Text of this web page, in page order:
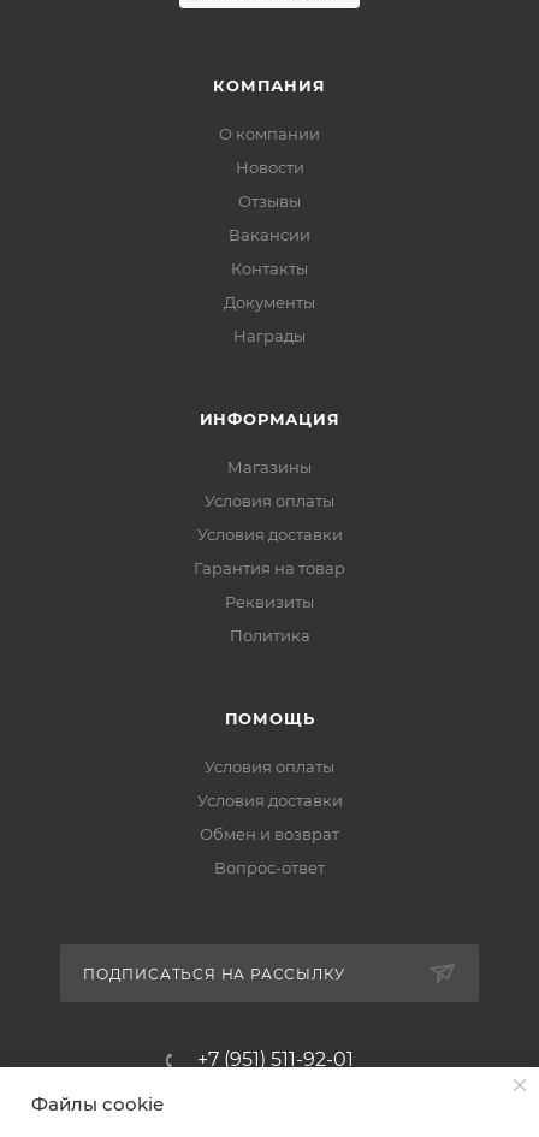
КОМПАНИЯ
О компании
Новости
Отзывы
Вакансии
Контакты
Документы
Награды
ИНФОРМАЦИЯ
Магазины
Условия оплаты
Условия доставки
Гарантия на товар
Реквизиты
Политика
ПОМОЩЬ
Условия оплаты
Условия доставки
Обмен и возврат
Вопрос-ответ
ПОДПИСАТЬСЯ НА РАССЫЛКУ
+7 (951) 511-92-01
Файлы cookie